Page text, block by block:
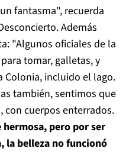
fantasma", recuerda
Además
"Algunos oficiales de la
tomar, galletas, y
incluido el lago.
también, sentimos que
cuerpos enterrados.
pero por ser
la belleza no funcionó